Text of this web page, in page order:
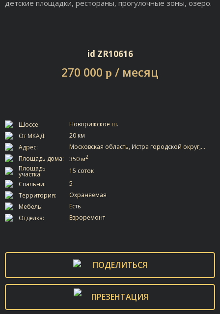
детские площадки, рестораны, прогулочные зоны, озеро.
id ZR10616
270 000 p / месяц
Шоссе:
Новорижское ш.
От МКАД:
20 км
Адрес:
Московская область, Истра городской округ,…
Площадь дома:
350 м2
Площадь
участка:
15 соток
Спальни:
5
Территория:
Охраняемая
Мебель:
Есть
Отделка:
Евроремонт
ПОДЕЛИТЬСЯ
ПРЕЗЕНТАЦИЯ